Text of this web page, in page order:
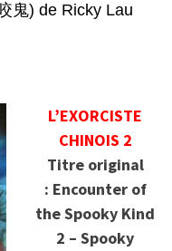
鬼) de Ricky Lau
L’EXORCISTE
CHINOIS 2
Titre original
: Encounter of
the Spooky Kind
2 – Spooky